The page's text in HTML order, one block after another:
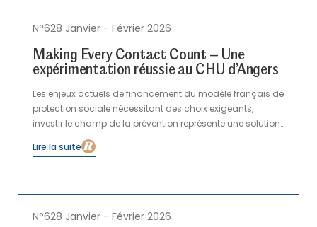
N°628 Janvier - Février 2026
Making Every Contact Count – Une
expérimentation réussie au CHU d’Angers
Les enjeux actuels de financement du modèle français de
protection sociale nécessitant des choix exigeants,
investir le champ de la prévention représente une solution
crédible et nécessaire pour limiter la tension sur la
demande en soin. Dès lors, il convient d’identifier un
saxonne Making Every Contact Count (MECC), que l’on
pourrait adapter en français par « chaque interaction
Lire la suite
N°628 Janvier - Février 2026